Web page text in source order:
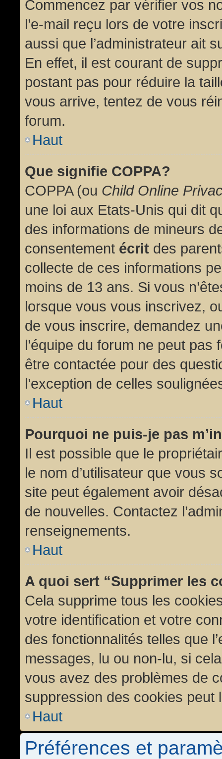
Commencez par vérifier vos
l’e-mail reçu lors de votre
aussi que l’administrateur ait
En effet, il est courant de
postant pas pour réduire la
vous arrive, tentez de vous
forum.
Haut
Que signifie COPPA?
COPPA (ou Child Online
une loi aux Etats-Unis qui dit
des informations de mineurs
consentement écrit des
collecte de ces informations
moins de 13 ans. Si vous
lorsque vous vous inscrivez,
de vous inscrire, demandez
l’équipe du forum ne peut
être contactée pour des
l’exception de celles
Haut
Pourquoi ne puis-je pas
Il est possible que le
le nom d’utilisateur que vous
site peut également avoir
de nouvelles. Contactez
renseignements.
Haut
A quoi sert “Supprimer les
Cela supprime tous les
votre identification et votre
des fonctionnalités telles que
messages, lu ou non-lu, si
vous avez des problèmes de
suppression des cookies peut
Haut
Préférences et